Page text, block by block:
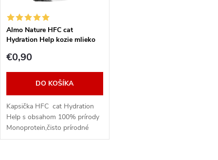
i
e
p
o
d
s
p
r
o
d
u
Almo Nature HFC cat
Hydration Help kozie mlieko
€0,90
DO KOŠÍKA
Kapsička HFC cat Hydration
Help s obsahom 100% prírody
Monoprotein,čisto prírodné
kozie mlieko, Vhodné pre